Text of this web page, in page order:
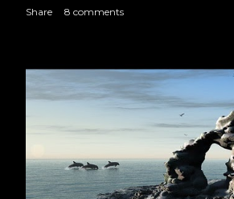
Share 8 comments